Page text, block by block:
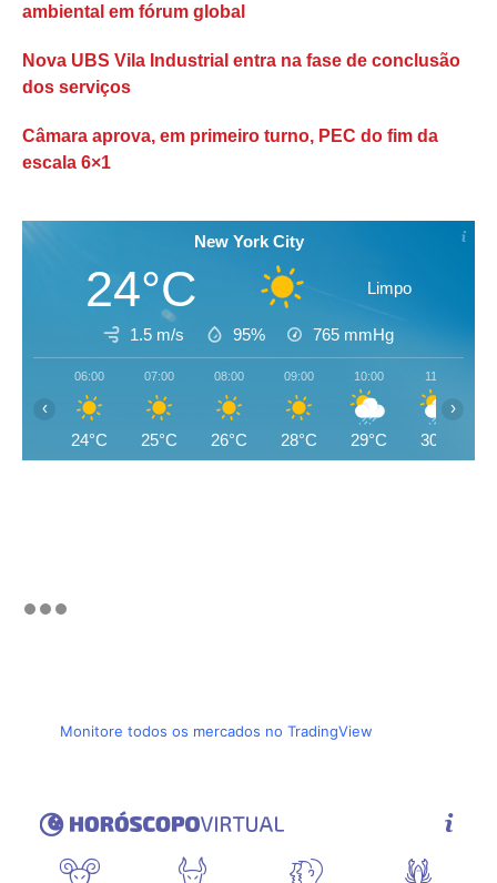
ambiental em fórum global
Nova UBS Vila Industrial entra na fase de conclusão
dos serviços
Câmara aprova, em primeiro turno, PEC do fim da
escala 6×1
New York City
24°C Limpo
1.5 m/s 95% 765 mmHg
06:00
24°C
07:00
25°C
08:00
26°C
09:00
28°C
10:00
29°C
11:00
30°C
‹ ›
Monitore todos os mercados no TradingView